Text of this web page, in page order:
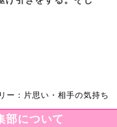
ー：片思い・相手の気持ち
部について